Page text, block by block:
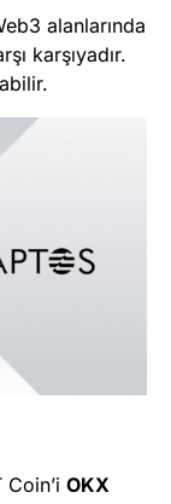
alanlarında
karşıyadır.
Coin’i OKX